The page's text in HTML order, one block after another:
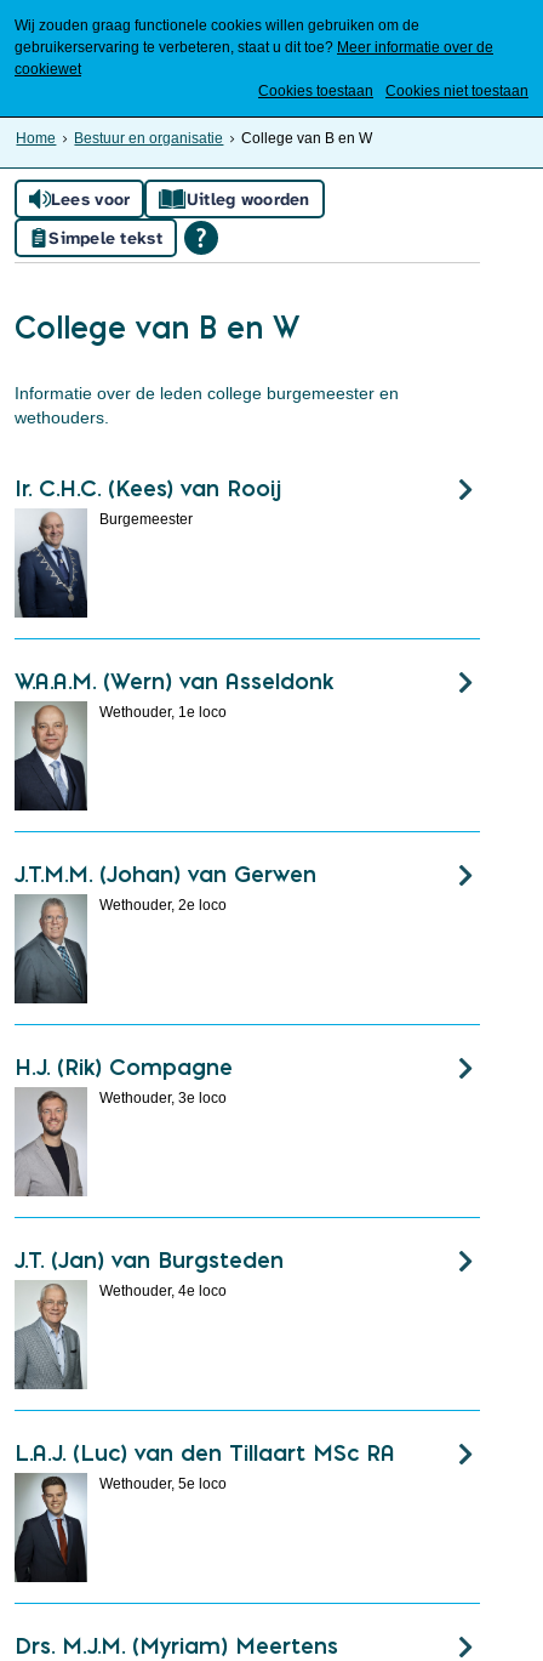
Wij zouden graag functionele cookies willen gebruiken om de
gebruikerservaring te verbeteren, staat u dit toe? Meer informatie over de
cookiewet
Cookies toestaan
Cookies niet toestaan
Home Bestuur en organisatie College van B en W
Lees voor
Uitleg woorden
Simpele tekst
College van B en W
Informatie over de leden college burgemeester en
wethouders.
Ir. C.H.C. (Kees) van Rooij
Burgemeester
W.A.A.M. (Wern) van Asseldonk
Wethouder, 1e loco
J.T.M.M. (Johan) van Gerwen
Wethouder, 2e loco
H.J. (Rik) Compagne
Wethouder, 3e loco
J.T. (Jan) van Burgsteden
Wethouder, 4e loco
L.A.J. (Luc) van den Tillaart MSc RA
Wethouder, 5e loco
Drs. M.J.M. (Myriam) Meertens